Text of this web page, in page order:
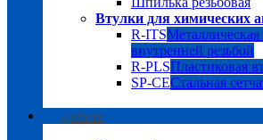
Втулки для химических
R-ITSМеталлическая
внутренней резьбой
R-PLSПластиковая
SP-CEСтальная
Дюбели